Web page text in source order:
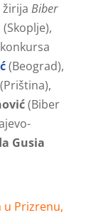
žirija Biber
(Skoplje),
(Beograd),
(Priština),
(Biber
Gusia
u Prizrenu,